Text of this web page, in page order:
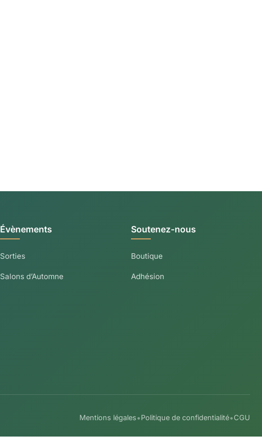
Évènements
Sorties
Salons d’Automne
Soutenez-nous
Boutique
Adhésion
Mentions légales•Politique de confidentialité•CGU